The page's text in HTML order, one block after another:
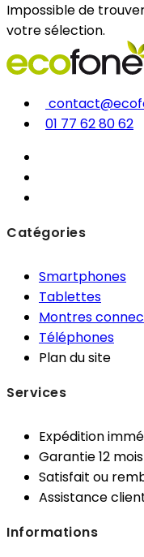
Impossible de
votre sélection.
01 77 62 80 62
Catégories
Smartphones
Tablettes
Montres
Téléphones
Plan du site
Services
Expédition
Garantie 12 mois
Satisfait ou
Assistance
Informations